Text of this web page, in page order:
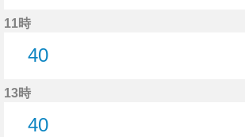
11時
40
13時
40